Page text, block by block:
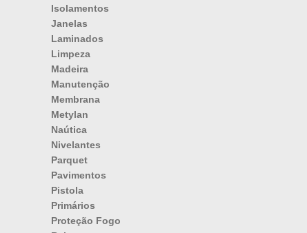
Isolamentos
Janelas
Laminados
Limpeza
Madeira
Manutenção
Membrana
Metylan
Naútica
Nivelantes
Parquet
Pavimentos
Pistola
Primários
Proteção Fogo